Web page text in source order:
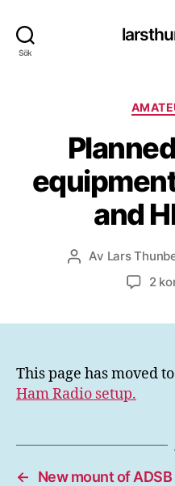
Sök
and
Inläggsförfattare
Av Lars
2
This page has moved
Ham Radio setup.
←
New mount of